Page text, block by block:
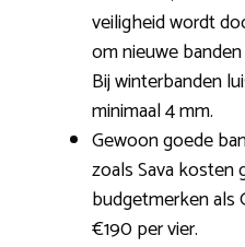
veiligheid wordt
om nieuwe
Bij winterbanden
minimaal 4 mm.
Gewoon goede
zoals Sava kosten
budgetmerken als
€190 per vier.